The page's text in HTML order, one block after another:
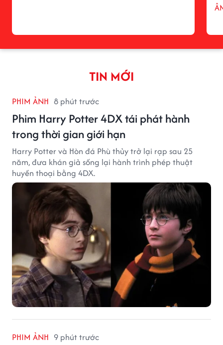
TIN MỚI
PHIM ẢNH 8 phút trước
Phim Harry Potter 4DX tái phát hành
trong thời gian giới hạn
Harry Potter và Hòn đá Phù thủy trở lại rạp sau 25
năm, đưa khán giả sống lại hành trình phép thuật
huyền thoại bằng 4DX.
PHIM ẢNH 9 phút trước